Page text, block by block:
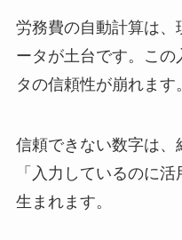
労務費の自動計算は
ータが土台です。こ
タの信頼性が崩れます。
信頼できない数字は、
「入力しているのに
生まれます。